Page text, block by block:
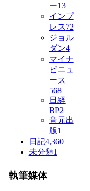
ー13
インプ
レス72
ジョル
ダン4
マイナ
ビニュ
ース
568
日経
BP2
音元出
版1
日記4,360
未分類1
執筆媒体